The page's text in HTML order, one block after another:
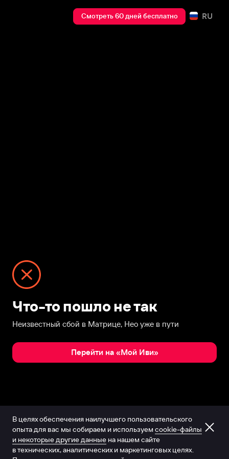
Смотреть 60 дней бесплатно RU
Что-то пошло не так
Неизвестный сбой в Матрице, Нео уже в пути
Перейти на «Мой Иви»
В целях обеспечения наилучшего пользовательского
опыта для вас мы собираем и используем cookie-файлы
и некоторые другие данные на нашем сайте
в технических, аналитических и маркетинговых целях.